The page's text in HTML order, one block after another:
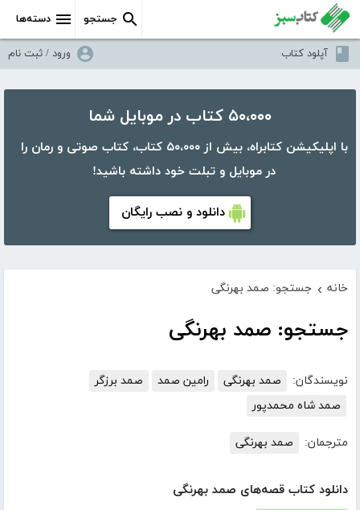
دسته‌ها جستجو
آپلود کتاب ورود / ثبت نام
۵۰،۰۰۰ کتاب در موبایل شما
با اپلیکیشن کتابراه، بیش از ۵۰،۰۰۰ کتاب، کتاب صوتی و رمان را
در موبایل و تبلت خود داشته باشید!
دانلود و نصب رایگان
خانه › جستجو: صمد بهرنگی
جستجو: صمد بهرنگی
نویسندگان: صمد بهرنگی رامین صمد
صمد برزگر
صمد شاه محمدپور
مترجمان: صمد بهرنگی
دانلود کتاب قصه‌های صمد بهرنگی